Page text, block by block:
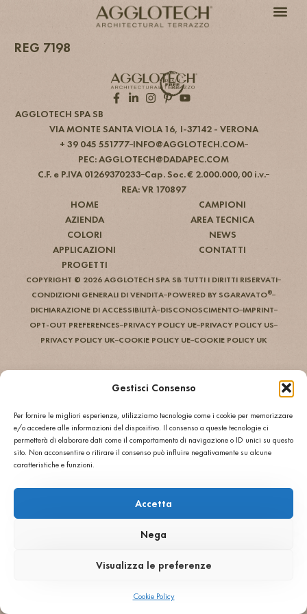
Gestisci Consenso
Per fornire le migliori esperienze, utilizziamo tecnologie come i cookie per memorizzare
e/o accedere alle informazioni del dispositivo. Il consenso a queste tecnologie ci
permetterà di elaborare dati come il comportamento di navigazione o ID unici su questo
sito. Non acconsentire o ritirare il consenso può influire negativamente su alcune
caratteristiche e funzioni.
Accetta
Nega
Visualizza le preferenze
Cookie Policy
REG 7198
AGGLOTECH SPA SB
VIA MONTE SANTA VIOLA 16, I-37142 - VERONA
+ 39 045 551777 INFO@AGGLOTECH.COM
PEC: AGGLOTECH@DADAPEC.COM
C.F. e P.IVA 012​693​702​33 Cap. Soc. € 2.000.000,00 i.v.
REA: VR 170897
HOME
AZIENDA
COLORI
APPLICAZIONI
PROGETTI
CAMPIONI
AREA TECNICA
NEWS
CONTATTI
COPYRIGHT © 2026 AGGLOTECH SPA SB TUTTI I DIRITTI RISERVATI
CONDIZIONI GENERALI DI VENDITA POWERED BY SGARAVATO®
DICHIARAZIONE DI ACCESSIBILITÀ DISCONOSCIMENTO IMPRINT
OPT-OUT PREFERENCES PRIVACY POLICY UE PRIVACY POLICY US
PRIVACY POLICY UK COOKIE POLICY UE COOKIE POLICY UK